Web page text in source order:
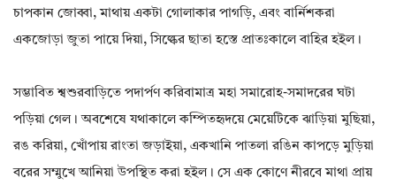
চাপকান জোব্বা, মাথায় একটা গোলাকার পাগড়ি, এবং বার্নিশকরা
একজোড়া জুতা পায়ে দিয়া, সিল্কের ছাতা হস্তে প্রাতঃকালে বাহির হইল।
সম্ভাবিত শ্বশুরবাড়িতে পদার্পণ করিবামাত্র মহা সমারোহ-সমাদরের ঘটা
পড়িয়া গেল। অবশেষে যথাকালে কম্পিতহৃদয়ে মেয়েটিকে ঝাড়িয়া মুছিয়া,
রঙ করিয়া, খোঁপায় রাংতা জড়াইয়া, একখানি পাতলা রঙিন কাপড়ে মুড়িয়া
বরের সম্মুখে আনিয়া উপস্থিত করা হইল। সে এক কোণে নীরবে মাথা প্রায়